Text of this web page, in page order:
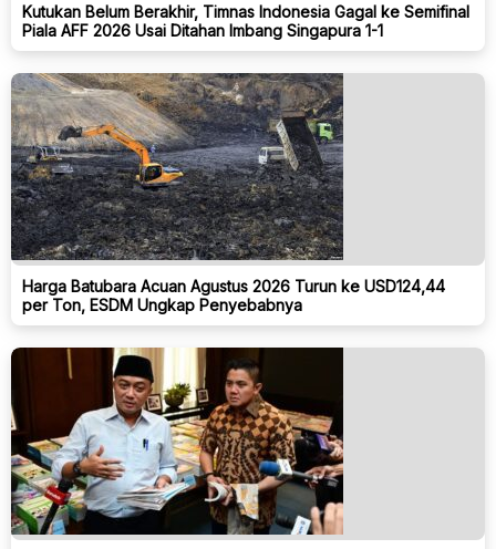
Kutukan Belum Berakhir, Timnas Indonesia Gagal ke Semifinal
Piala AFF 2026 Usai Ditahan Imbang Singapura 1-1
Harga Batubara Acuan Agustus 2026 Turun ke USD124,44
per Ton, ESDM Ungkap Penyebabnya